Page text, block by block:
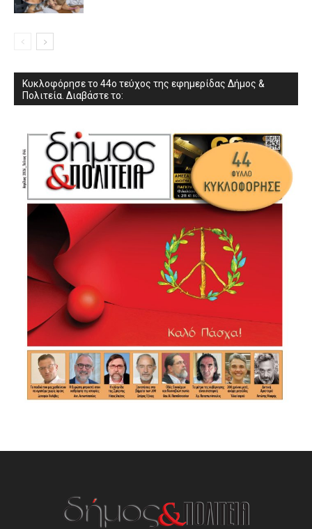
Κυκλοφόρησε το 44ο τεύχος της εφημερίδας Δήμος &
Πολιτεία. Διαβάστε το: